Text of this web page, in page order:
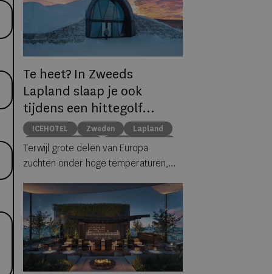
Te heet? In Zweeds
Lapland slaap je ook
tijdens een hittegolf
gewoon tussen ijs en
sneeuw
ICEHOTEL Zweden
Lapland
middernachtzon
summer travel
Arctische reizen
Terwijl grote delen van Europa
zuchten onder hoge temperaturen,
Jukkasjärvi een verrassend
alternatief. Dankzij
ICEHOTEL 365blijft
het iconische ijshotel het hele jaar
geopend, waardoor gasten zelfs
midden in de zomer kunnen
overnachten in met de hand uit ijs